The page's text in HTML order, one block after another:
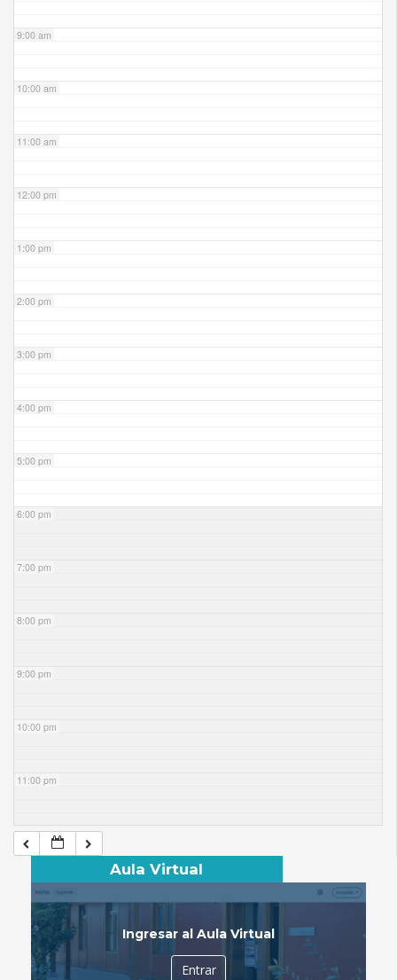
9:00 am
10:00 am
11:00 am
12:00 pm
1:00 pm
2:00 pm
3:00 pm
4:00 pm
5:00 pm
6:00 pm
7:00 pm
8:00 pm
9:00 pm
10:00 pm
11:00 pm
Aula Virtual
Ingresar al Aula Virtual
Entrar